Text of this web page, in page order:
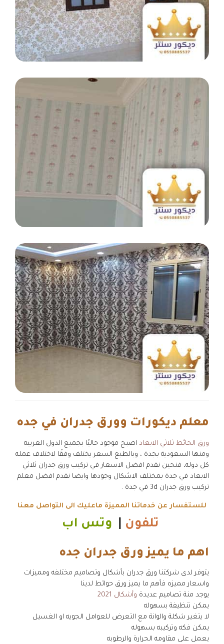
معلم ديكورات وورق جدران في جده
ورق الحائط ثلاثي الابعاد اصبح موجود حاليًا بجميع الدول العربيه
ومنها السعودية بجدة ، وبالطبع السعر يختلف وفقًا لاختلاف عمله
كل دوله، فنحين نقدم افضل الاسعار في تركيب ورق جدران ثلاثي
الابعاد في جدة بمختلف الاشكال وجودها وايضا نقدم افضل معلم
تركيب ورق جدران 3d في جدة .
للستفسار عن خدماتنا المميزة ماعليك الى التواصل معنا
تلفون وتس اب
اهم ما يميز ورق جدران جده
يتوفر لدى شركتنا ورق جدران بأشكال وتصاميم مختلفه ومميزات
واسعار مميزه فأهم ما يميز ورق حوائط لدينا
يوجد منة تصاميم عديدة وأشكال 2021
يمكن تنظيفة بسهوله
لا يتغير شكلة والوانة مع التعرض للعوامل الجويه او الغسيل
يمكن فكه وتركيبه بسهوله
يعمل على مقاومه الحرارة والرطوبه